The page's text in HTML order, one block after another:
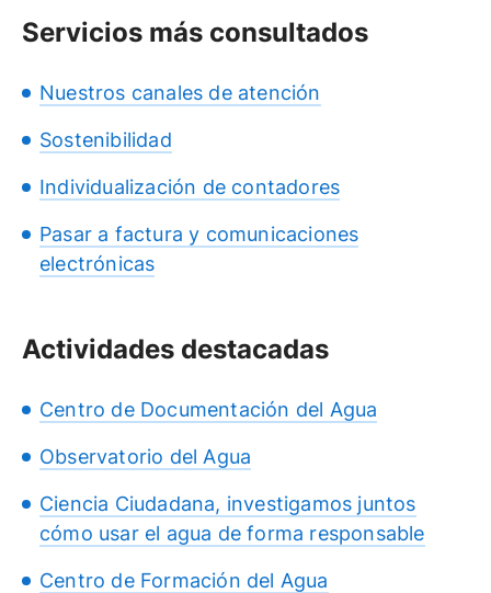
Servicios más consultados
Nuestros canales de atención
Sostenibilidad
Individualización de contadores
Pasar a factura y comunicaciones
electrónicas
Actividades destacadas
Centro de Documentación del Agua
Observatorio del Agua
Ciencia Ciudadana, investigamos juntos
cómo usar el agua de forma responsable
Centro de Formación del Agua